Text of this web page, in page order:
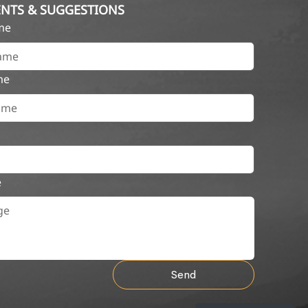
& SUGGESTIONS
Send